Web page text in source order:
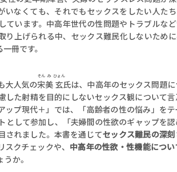
いなくても、それでもセックスをしたい人た
ています。中高年世代の性問題やトラブルな
り上げられる中、セックス難民化しないため
冊です。
大人気の宋
そん
美
み
玄
ひょん
氏は、中高年のセックス問題
した射精を目的にしないセックス観について
ップ現代＋」では、「高齢者の性の悩み」を
として参加し、「夫婦間の性欲のギャップを
されました。本書を通じてセックス難民の深
クチェックや、 中高年の性欲・性機能につ
か。